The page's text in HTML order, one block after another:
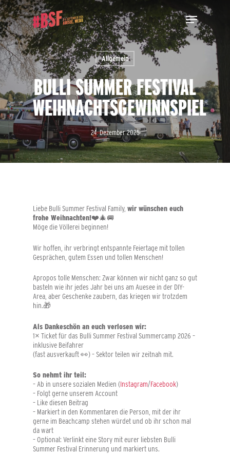
Skip
to
main
content
Menu
Allgemein
BULLI SUMMER FESTIVAL
WEIHNACHTSGEWINNSPIEL
24. Dezember 2025
Liebe Bulli Summer Festival Family, wir wünschen euch
frohe Weihnachten!❤️🎄🚐
Möge die Völlerei beginnen!
Wir hoffen, ihr verbringt entspannte Feiertage mit tollen
Gesprächen, gutem Essen und tollen Menschen!
Apropos tolle Menschen: Zwar können wir nicht ganz so gut
basteln wie ihr jedes Jahr bei uns am Auesee in der DIY-
Area, aber Geschenke zaubern, das kriegen wir trotzdem
hin.🎁
Als Dankeschön an euch verlosen wir:
1× Ticket für das Bulli Summer Festival Summercamp 2026 –
inklusive Beifahrer
(fast ausverkauft 👀) – Sektor teilen wir zeitnah mit.
So nehmt ihr teil:
– Ab in unsere sozialen Medien (Instagram/Facebook)
– Folgt gerne unserem Account
– Like diesen Beitrag
– Markiert in den Kommentaren die Person, mit der ihr
gerne im Beachcamp stehen würdet und ob ihr schon mal
da wart
– Optional: Verlinkt eine Story mit eurer liebsten Bulli
Summer Festival Erinnerung und markiert uns.
Close
Menu